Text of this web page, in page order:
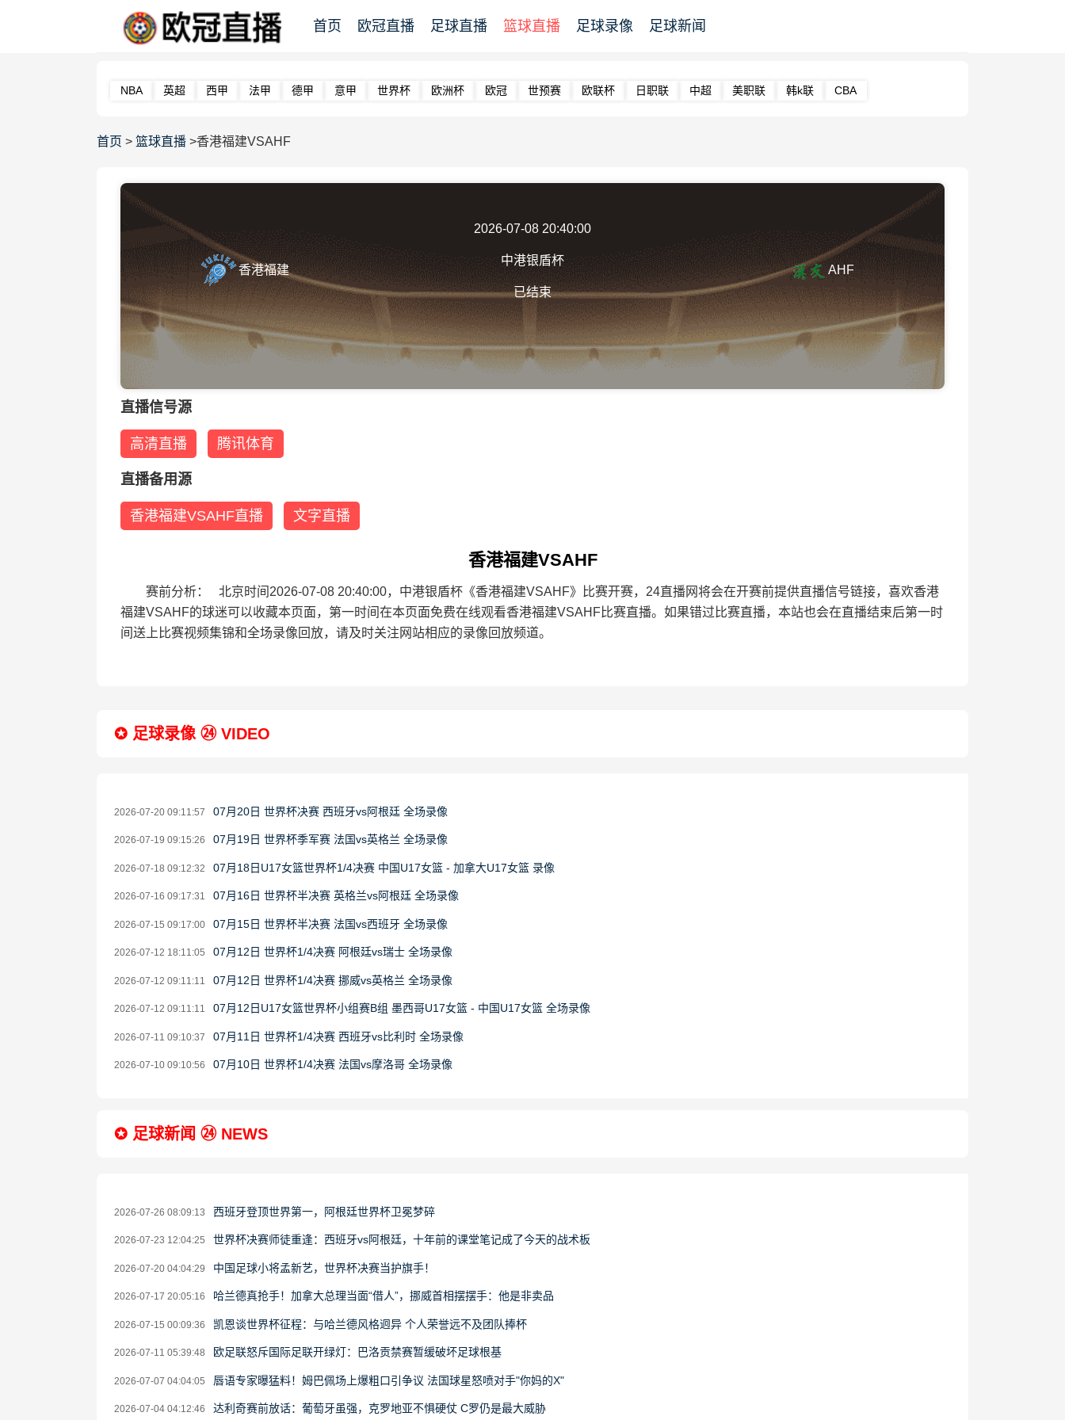
首页 欧冠直播 足球直播 篮球直播 足球录像 足球新闻
NBA 英超 西甲 法甲 德甲 意甲 世界杯 欧洲杯 欧冠 世预赛 欧联杯 日职联 中超 美职联 韩k联 CBA
首页 > 篮球直播 >香港福建VSAHF
香港福建
2026-07-08 20:40:00
中港银盾杯
已结束
AHF
直播信号源
高清直播 腾讯体育
直播备用源
香港福建VSAHF直播 文字直播
香港福建VSAHF
赛前分析： 北京时间2026-07-08 20:40:00，中港银盾杯《香港福建VSAHF》比赛开赛，24直播网将会在开赛前提供直播信号链接，喜欢香港
福建VSAHF的球迷可以收藏本页面，第一时间在本页面免费在线观看香港福建VSAHF比赛直播。如果错过比赛直播，本站也会在直播结束后第一时
间送上比赛视频集锦和全场录像回放，请及时关注网站相应的录像回放频道。
✪ 足球录像 ㉔ VIDEO
2026-07-20 09:11:57 07月20日 世界杯决赛 西班牙vs阿根廷 全场录像
2026-07-19 09:15:26 07月19日 世界杯季军赛 法国vs英格兰 全场录像
2026-07-18 09:12:32 07月18日U17女篮世界杯1/4决赛 中国U17女篮 - 加拿大U17女篮 录像
2026-07-16 09:17:31 07月16日 世界杯半决赛 英格兰vs阿根廷 全场录像
2026-07-15 09:17:00 07月15日 世界杯半决赛 法国vs西班牙 全场录像
2026-07-12 18:11:05 07月12日 世界杯1/4决赛 阿根廷vs瑞士 全场录像
2026-07-12 09:11:11 07月12日 世界杯1/4决赛 挪威vs英格兰 全场录像
2026-07-12 09:11:11 07月12日U17女篮世界杯小组赛B组 墨西哥U17女篮 - 中国U17女篮 全场录像
2026-07-11 09:10:37 07月11日 世界杯1/4决赛 西班牙vs比利时 全场录像
2026-07-10 09:10:56 07月10日 世界杯1/4决赛 法国vs摩洛哥 全场录像
✪ 足球新闻 ㉔ NEWS
2026-07-26 08:09:13 西班牙登顶世界第一，阿根廷世界杯卫冕梦碎
2026-07-23 12:04:25 世界杯决赛师徒重逢：西班牙vs阿根廷，十年前的课堂笔记成了今天的战术板
2026-07-20 04:04:29 中国足球小将孟新艺，世界杯决赛当护旗手！
2026-07-17 20:05:16 哈兰德真抢手！加拿大总理当面“借人”，挪威首相摆摆手：他是非卖品
2026-07-15 00:09:36 凯恩谈世界杯征程：与哈兰德风格迥异 个人荣誉远不及团队捧杯
2026-07-11 05:39:48 欧足联怒斥国际足联开绿灯：巴洛贡禁赛暂缓破坏足球根基
2026-07-07 04:04:05 唇语专家曝猛料！姆巴佩场上爆粗口引争议 法国球星怒喷对手"你妈的X"
2026-07-04 04:12:46 达利奇赛前放话：葡萄牙虽强，克罗地亚不惧硬仗 C罗仍是最大威胁